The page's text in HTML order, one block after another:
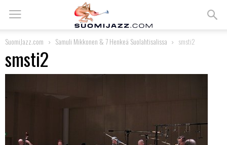
SuomiJazz.com Samuli Mikkonen & 7 Henkeä Suolahtisalissa smsti2
smsti2